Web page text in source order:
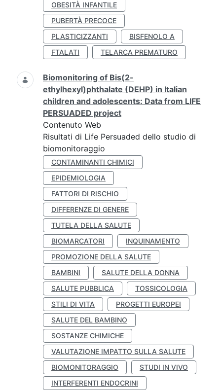
OBESITÀ INFANTILE
PUBERTÀ PRECOCE
PLASTICIZZANTI
BISFENOLO A
FTALATI
TELARCA PREMATURO
Biomonitoring of Bis(2-
ethylhexyl)phthalate (DEHP) in Italian
children and adolescents: Data from LIFE
PERSUADED project
Contenuto Web
Risultati di Life Persuaded dello studio di
biomonitoraggio
CONTAMINANTI CHIMICI
EPIDEMIOLOGIA
FATTORI DI RISCHIO
DIFFERENZE DI GENERE
TUTELA DELLA SALUTE
BIOMARCATORI
INQUINAMENTO
PROMOZIONE DELLA SALUTE
BAMBINI
SALUTE DELLA DONNA
SALUTE PUBBLICA
TOSSICOLOGIA
STILI DI VITA
PROGETTI EUROPEI
SALUTE DEL BAMBINO
SOSTANZE CHIMICHE
VALUTAZIONE IMPATTO SULLA SALUTE
BIOMONITORAGGIO
STUDI IN VIVO
INTERFERENTI ENDOCRINI